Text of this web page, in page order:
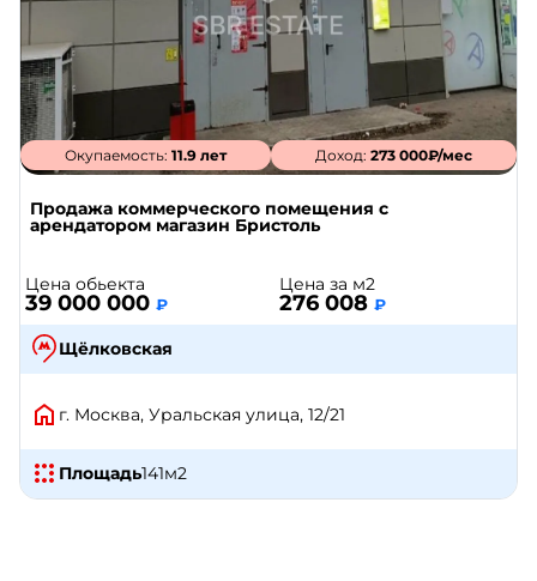
Окупаемость: 11.9 лет Доход:273 000₽/мес
Продажа коммерческого помещения с
арендатором магазин Бристоль
Цена обьекта
39 000 000 ₽
Цена за м2
276 008 ₽
Щёлковская
г. Москва, Уральская улица, 12/21
Площадь141м2